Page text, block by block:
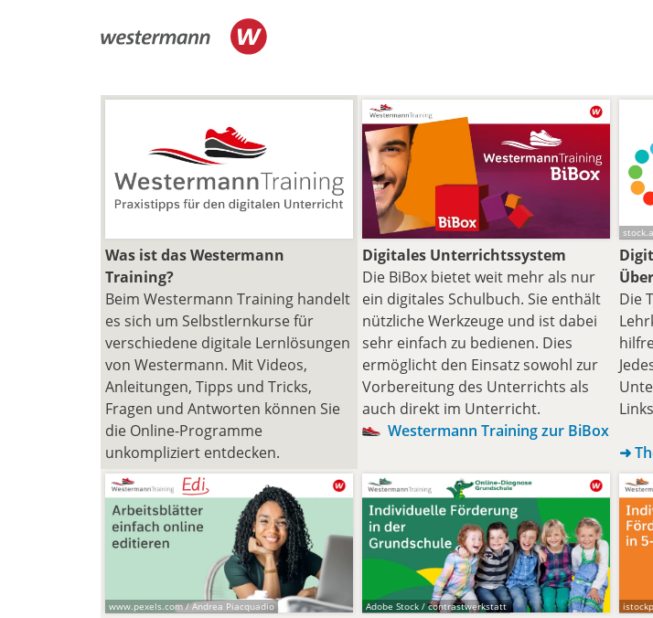
Was ist das Westermann
Training?
Beim Westermann Training handelt
es sich um Selbst­lernkurse für
verschiedene digitale Lern­lösungen
von Westermann. Mit Videos,
Anleitungen, Tipps und Tricks,
Fragen und Antworten können Sie
die Online-Programme
unkompliziert entdecken.
Digitales Unterrichtssystem
Die BiBox bietet weit mehr als nur
ein digitales Schulbuch. Sie enthält
nützliche Werkzeuge und ist dabei
sehr einfach zu bedienen. Dies
ermöglicht den Einsatz sowohl zur
Vorbereitung des Unterrichts als
auch direkt im Unterricht.
Westermann Training zur BiBox
Die
➜
www.pexels.com / Andrea Piacquadio Adobe Stock / contrastwerkstatt